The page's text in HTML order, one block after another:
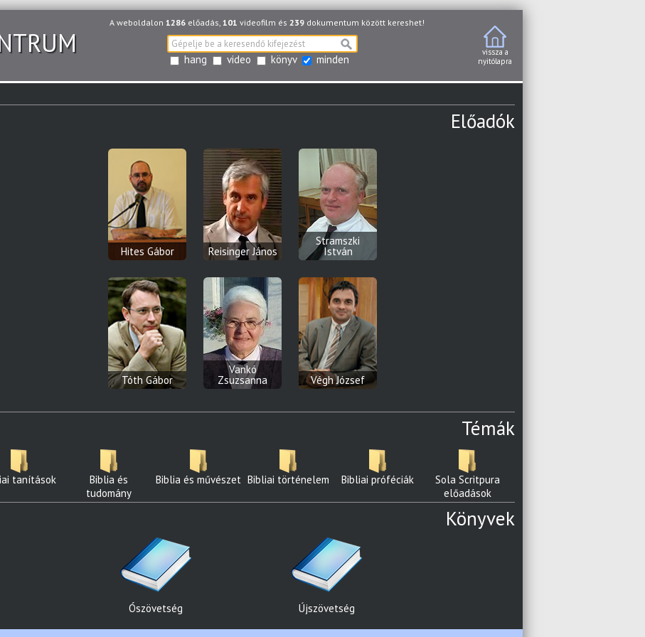
vissza a
nyitólapra
A weboldalon 1286előadás, 101 videofilm és 239dokumentum között kereshet!
hang video könyv minden
Előadók
Hites Gábor Reisinger János
Stramszki
István
Tóth Gábor
Vankó
Zsuzsanna Végh József
Témák
tanítások
Biblia és
tudomány
Biblia és művészet Bibliai történelem Bibliai próféciák
Sola Scritpura
előadások
Könyvek
Ószövetség Újszövetség